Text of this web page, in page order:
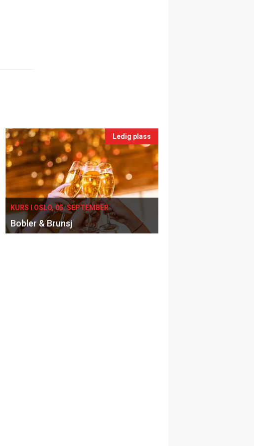
Ledig plass
KURS I OSLO, 05. SEPTEMBER
Bobler & Brunsj